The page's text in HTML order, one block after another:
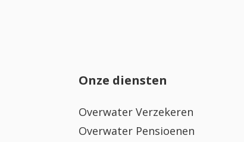
Onze diensten
Overwater Verzekeren
Overwater Pensioenen